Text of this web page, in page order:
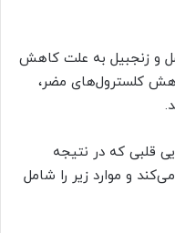
و زنجبیل به علت کاهش
کلسترول‌های مضر،
قلبی که در نتیجه
و موارد زیر را شامل